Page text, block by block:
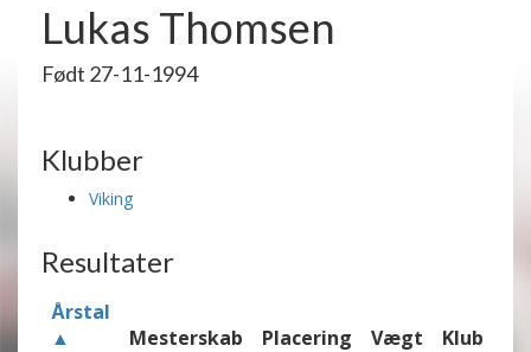
Lukas Thomsen
Født 27-11-1994
Klubber
Viking
Resultater
Årstal
▲
Mesterskab Placering Vægt Klub